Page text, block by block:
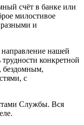
счёт в банке или
милостивое
и
нашей
конкретной
бездомным,
с
Службы. Вся